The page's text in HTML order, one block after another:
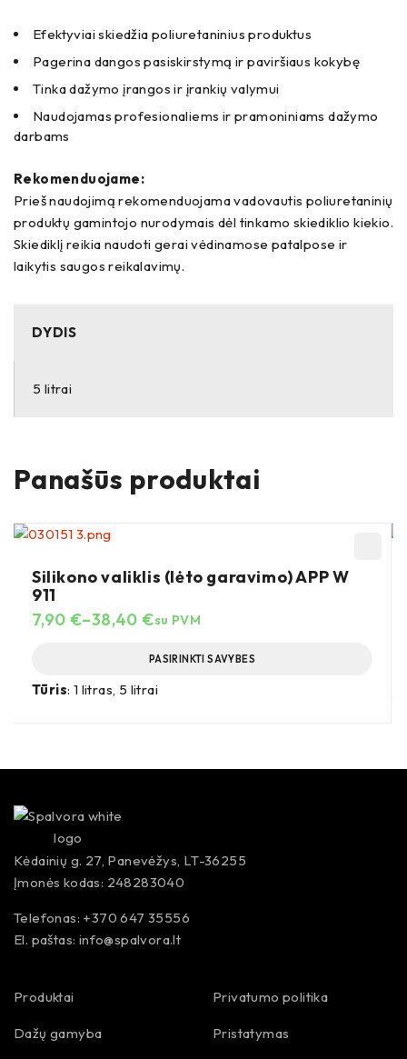
Efektyviai skiedžia poliuretaninius produktus
Pagerina dangos pasiskirstymą ir paviršiaus kokybę
Tinka dažymo įrangos ir įrankių valymui
Naudojamas profesionaliems ir pramoniniams dažymo
darbams
Rekomenduojame:
Prieš naudojimą rekomenduojama vadovautis poliuretaninių
produktų gamintojo nurodymais dėl tinkamo skiediklio kiekio.
Skiediklį reikia naudoti gerai vėdinamose patalpose ir
laikytis saugos reikalavimų.
DYDIS
5 litrai
Panašūs produktai
Silikono valiklis (lėto garavimo) APP W
911
7,90 €–38,40€su PVM
PASIRINKTI SAVYBES
Tūris: 1 litras, 5 litrai
Kėdainių g. 27, Panevėžys, LT-36255
Įmonės kodas: 248283040
Telefonas: +370 647 35556
El. paštas: info@spalvora.lt
Produktai
Dažų gamyba
Privatumo politika
Pristatymas